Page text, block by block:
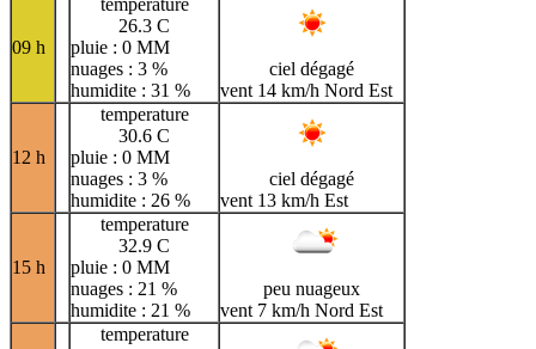
09 h
temperature
26.3 C
pluie : 0 MM
nuages : 3 %
humidite : 31 %
ciel dégagé
vent 14 km/h Nord Est
12 h
temperature
30.6 C
pluie : 0 MM
nuages : 3 %
humidite : 26 %
ciel dégagé
vent 13 km/h Est
15 h
temperature
32.9 C
pluie : 0 MM
nuages : 21 %
humidite : 21 %
peu nuageux
vent 7 km/h Nord Est
temperature